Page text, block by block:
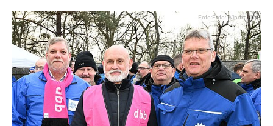
Foto:Foto: Windmüller